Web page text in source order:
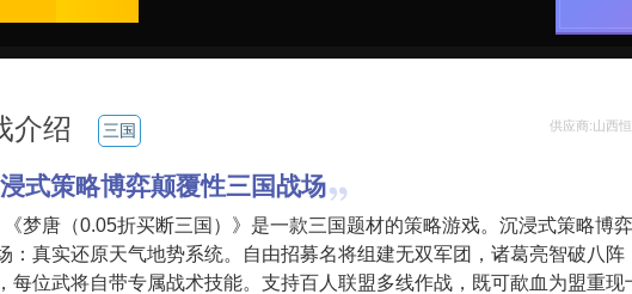
介绍 三国 供应商:山西
式策略博弈颠覆性三国战场
《梦唐（0.05折买断三国）》是一款三国题材的策略游戏。沉浸式策略博
：真实还原天气地势系统。自由招募名将组建无双军团，诸葛亮智破八阵
每位武将自带专属战术技能。支持百人联盟多线作战，既可歃血为盟重现